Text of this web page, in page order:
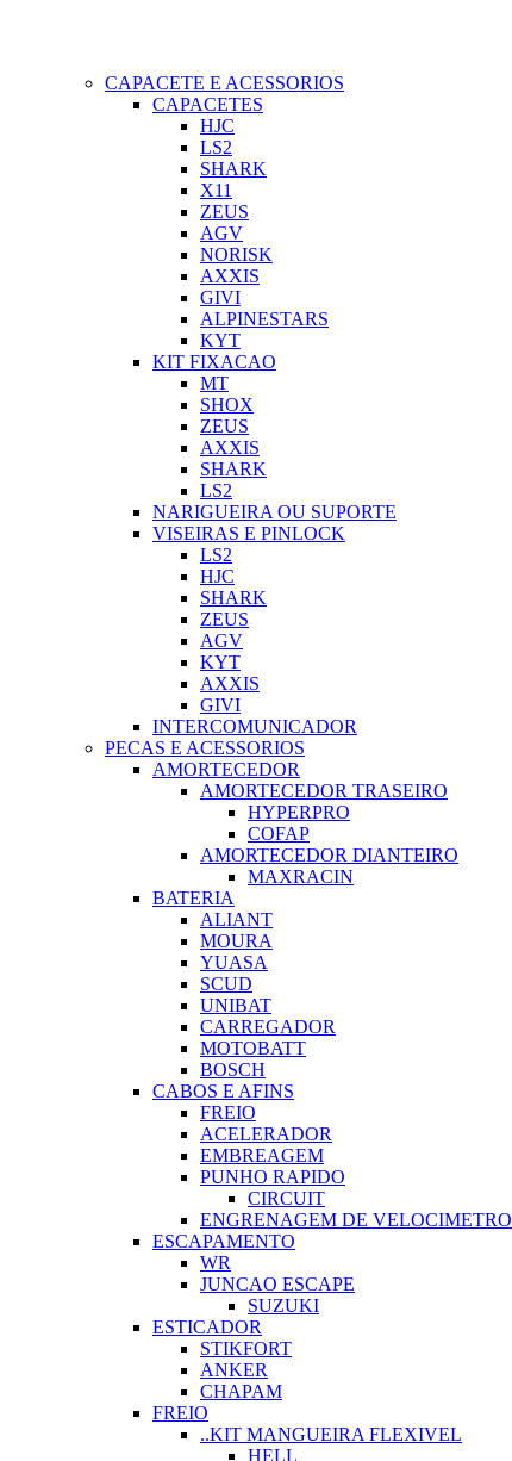
CAPACETE E ACESSORIOS
CAPACETES
HJC
LS2
SHARK
X11
ZEUS
AGV
NORISK
AXXIS
GIVI
ALPINESTARS
KYT
KIT FIXACAO
MT
SHOX
ZEUS
AXXIS
SHARK
LS2
NARIGUEIRA OU SUPORTE
VISEIRAS E PINLOCK
LS2
HJC
SHARK
ZEUS
AGV
KYT
AXXIS
GIVI
INTERCOMUNICADOR
PECAS E ACESSORIOS
AMORTECEDOR
AMORTECEDOR TRASEIRO
HYPERPRO
COFAP
AMORTECEDOR DIANTEIRO
MAXRACIN
BATERIA
ALIANT
MOURA
YUASA
SCUD
UNIBAT
CARREGADOR
MOTOBATT
BOSCH
CABOS E AFINS
FREIO
ACELERADOR
EMBREAGEM
PUNHO RAPIDO
CIRCUIT
ENGRENAGEM DE VELOCIMETRO
ESCAPAMENTO
WR
JUNCAO ESCAPE
SUZUKI
ESTICADOR
STIKFORT
ANKER
CHAPAM
FREIO
..KIT MANGUEIRA FLEXIVEL
HELL